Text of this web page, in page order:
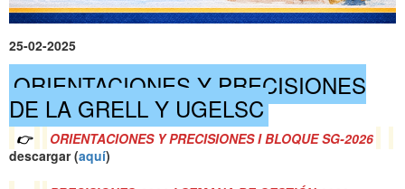
25-02-2025
ORIENTACIONES Y PRECISIONES
DE LA GRELL Y UGELSC
👉
ORIENTACIONES Y PRECISIONES I BLOQUE SG-2026
descargar (aquí)